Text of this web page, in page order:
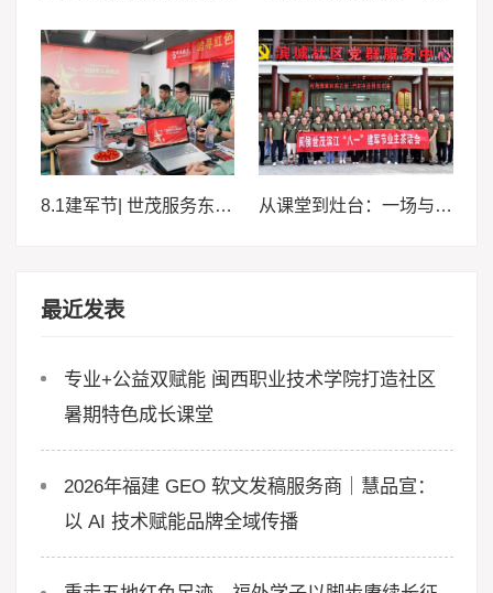
8.1建军节| 世茂服务东南区域携手“最可爱的人”赓续红色基因 从课堂到灶台：一场与“最可爱的人”的红色之约
最近发表
专业+公益双赋能 闽西职业技术学院打造社区
暑期特色成长课堂
2026年福建 GEO 软文发稿服务商｜慧品宣：
以 AI 技术赋能品牌全域传播